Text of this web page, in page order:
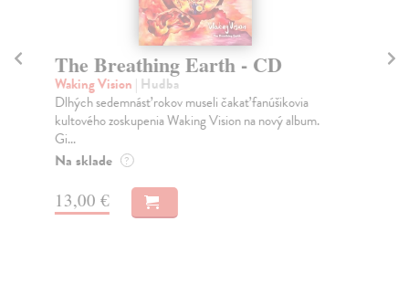
The Breathing Earth - CD
Waking Vision | Hudba
Dlhých sedemnásť rokov museli čakať fanúšikovia
kultového zoskupenia Waking Vision na nový album.
Gi...
Na sklade ?
13,00 €